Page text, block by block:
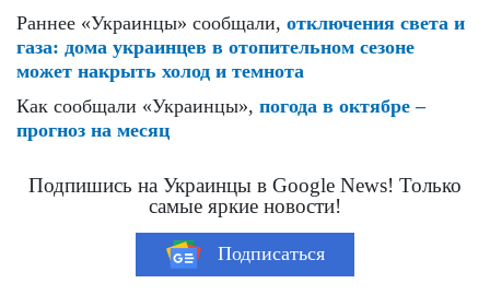
Раннее «Украинцы» сообщали, отключения света и
газа: дома украинцев в отопительном сезоне
может накрыть холод и темнота
Как сообщали «Украинцы», погода в октябре –
прогноз на месяц
Подпишись на Украинцы в Google News! Только
самые яркие новости!
Подписаться